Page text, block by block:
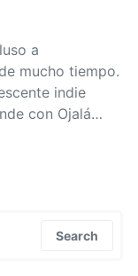
a
mucho tiempo.
indie
con Ojalá…
Search